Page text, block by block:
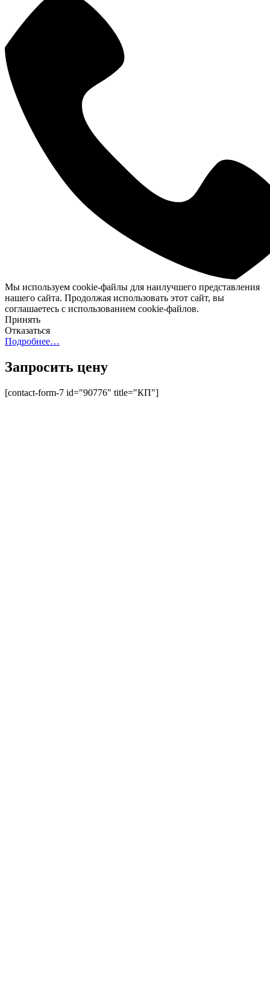
Мы используем cookie-файлы для наилучшего представления
нашего сайта. Продолжая использовать этот сайт, вы
соглашаетесь с использованием cookie-файлов.
Принять
Отказаться
Подробнее…
Запросить цену
[contact-form-7 id="90776" title="КП"]